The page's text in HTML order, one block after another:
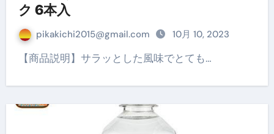
ク 6本入
pikakichi2015@gmail.com 10月 10, 2023
【商品説明】サラッとした風味でとても…